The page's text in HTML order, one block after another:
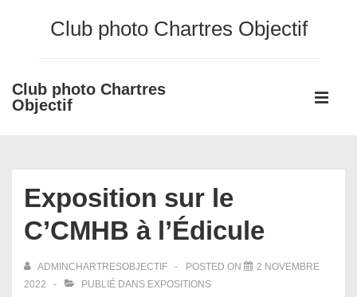
principal
Club photo Chartres Objectif
Club photo Chartres
Objectif
Main
Exposition sur le
C’CMHB à l’Édicule
ADMINCHARTRESOBJECTIF POSTED ON
2 NOVEMBRE
2022
PUBLIÉ DANS EXPOSITIONS